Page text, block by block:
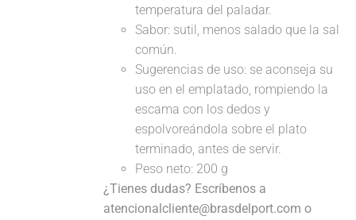
temperatura del paladar.
Sabor: sutil, menos salado que la sal
común.
Sugerencias de uso: se aconseja su
uso en el emplatado, rompiendo la
escama con los dedos y
espolvoreándola sobre el plato
terminado, antes de servir.
Peso neto: 200 g
¿Tienes dudas? Escríbenos a
atencionalcliente@brasdelport.com o